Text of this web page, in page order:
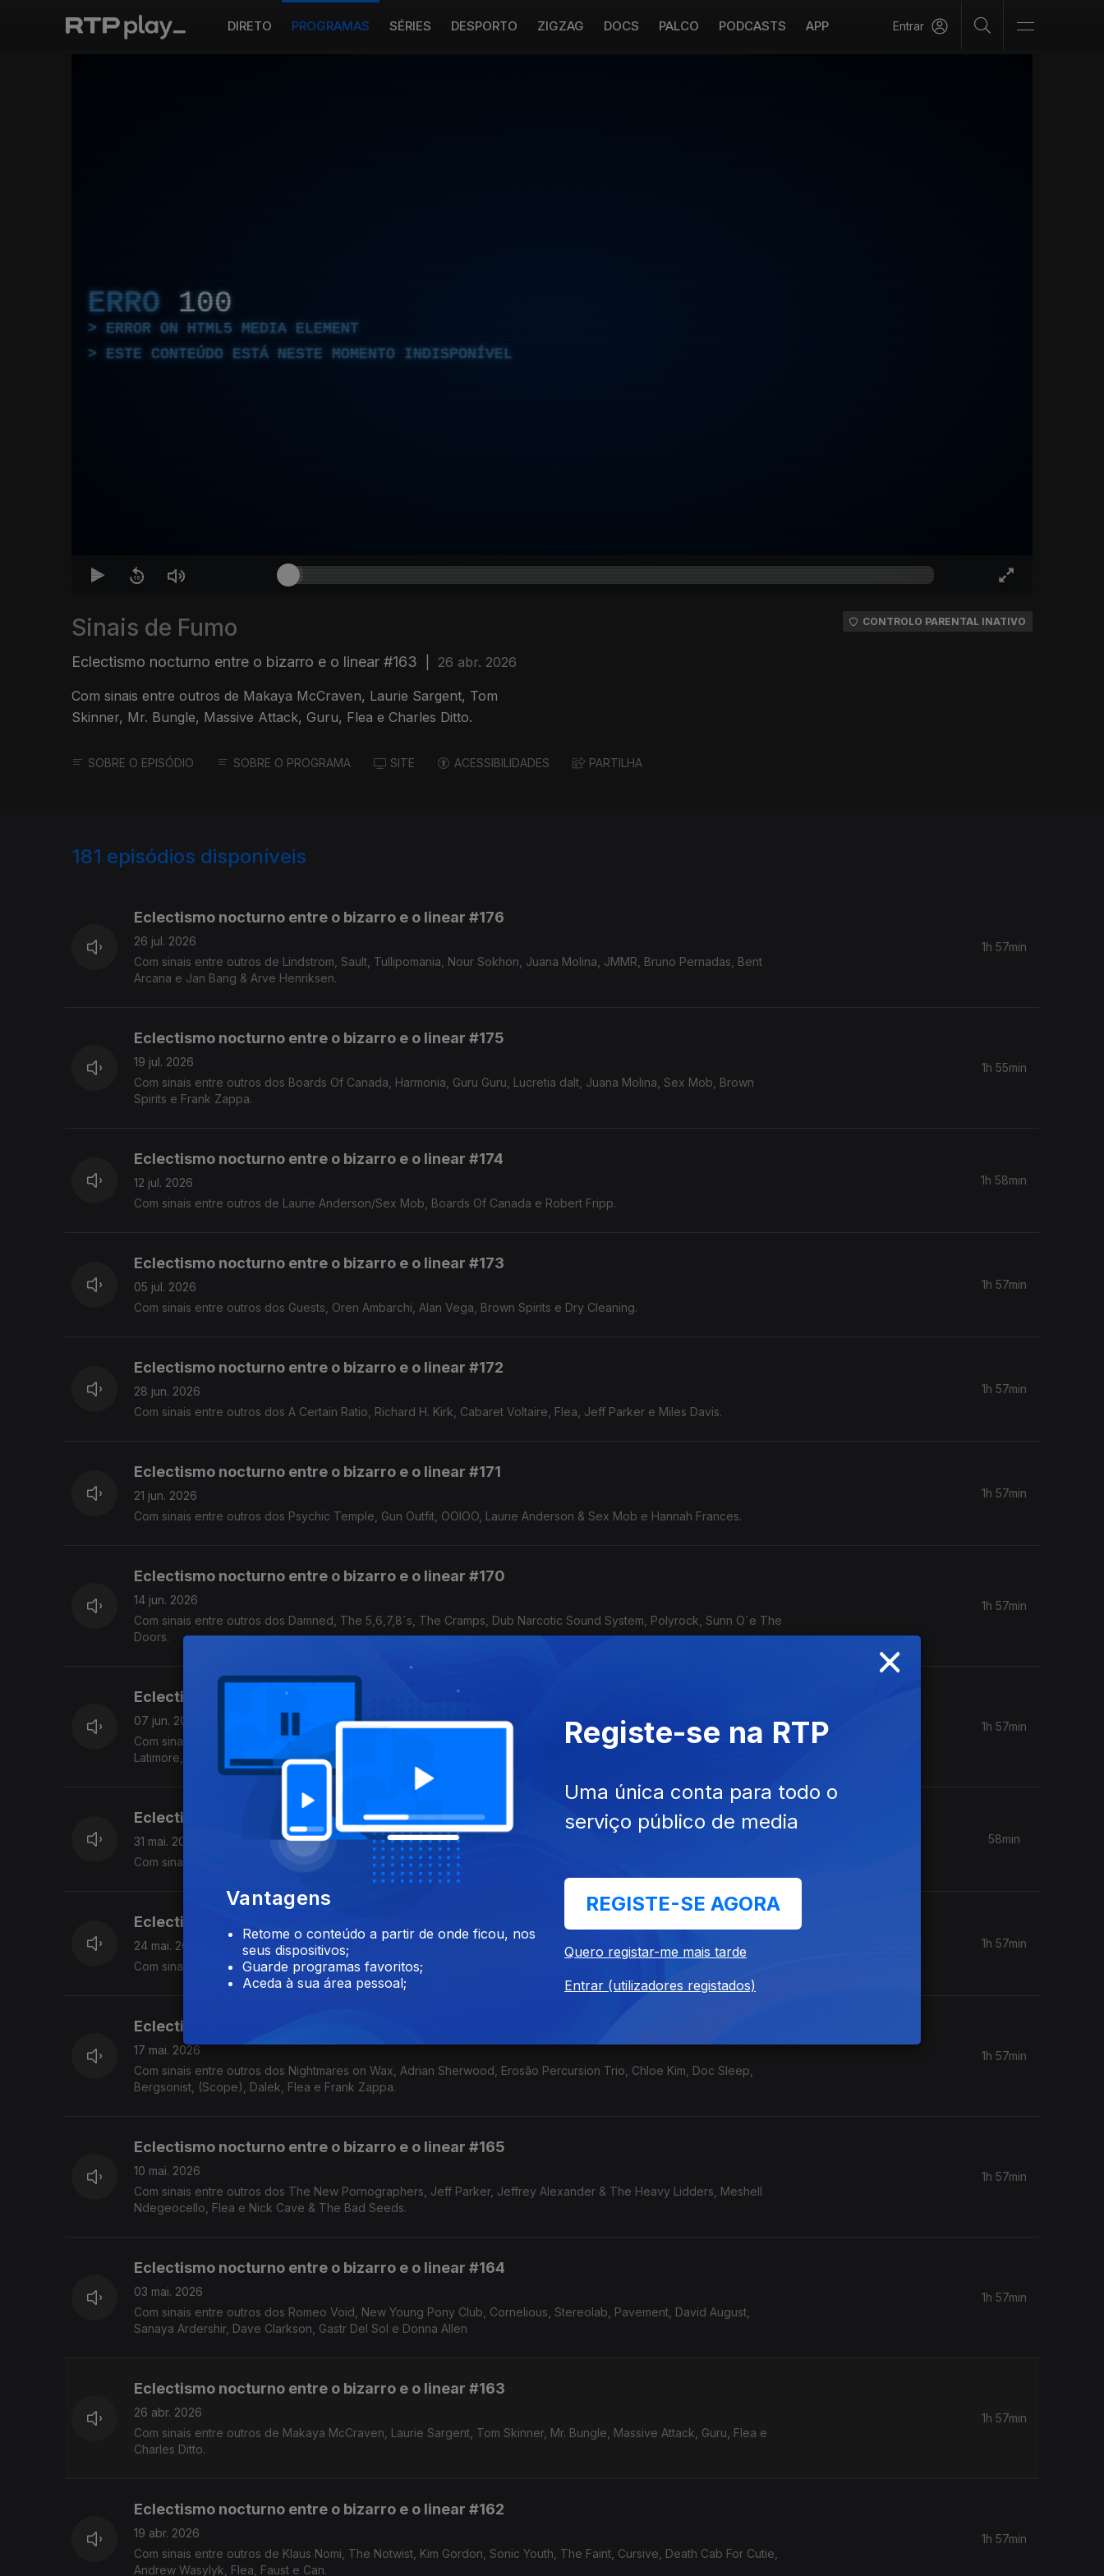
DIRETO PROGRAMAS SÉRIES DESPORTO ZIGZAG DOCS PALCO PODCASTS APP Entrar
ERRO 100
ERROR ON HTML5 MEDIA ELEMENT
ESTE CONTEÚDO ESTÁ NESTE MOMENTO INDISPONÍVEL
Sinais de Fumo
Eclectismo nocturno entre o bizarro e o linear #163 26 abr. 2026
Com sinais entre outros de Makaya McCraven, Laurie Sargent, Tom
Skinner, Mr. Bungle, Massive Attack, Guru, Flea e Charles Ditto.
CONTROLO PARENTAL INATIVO
SOBRE O EPISÓDIO SOBRE O PROGRAMA SITE ACESSIBILIDADES PARTILHA
181 episódios disponíveis
Eclectismo nocturno entre o bizarro e o linear #176
26 jul. 2026
Com sinais entre outros de Lindstrom, Sault, Tullipomania, Nour Sokhon, Juana Molina, JMMR, Bruno Pernadas, Bent
Arcana e Jan Bang & Arve Henriksen.
1h 57min
Eclectismo nocturno entre o bizarro e o linear #175
19 jul. 2026
Com sinais entre outros dos Boards Of Canada, Harmonia, Guru Guru, Lucretia dalt, Juana Molina, Sex Mob, Brown
Spirits e Frank Zappa.
1h 55min
Eclectismo nocturno entre o bizarro e o linear #174
12 jul. 2026
Com sinais entre outros de Laurie Anderson/Sex Mob, Boards Of Canada e Robert Fripp.
1h 58min
Eclectismo nocturno entre o bizarro e o linear #173
05 jul. 2026
Com sinais entre outros dos Guests, Oren Ambarchi, Alan Vega, Brown Spirits e Dry Cleaning.
1h 57min
Eclectismo nocturno entre o bizarro e o linear #172
28 jun. 2026
Com sinais entre outros dos A Certain Ratio, Richard H. Kirk, Cabaret Voltaire, Flea, Jeff Parker e Miles Davis.
1h 57min
Eclectismo nocturno entre o bizarro e o linear #171
21 jun. 2026
Com sinais entre outros dos Psychic Temple, Gun Outfit, OOIOO, Laurie Anderson & Sex Mob e Hannah Frances.
1h 57min
Eclectismo nocturno entre o bizarro e o linear #170
14 jun. 2026
Com sinais entre outros dos Damned, The 5,6,7,8´s, The Cramps, Dub Narcotic Sound System, Polyrock, Sunn O`e The
Doors.
1h 57min
Eclectismo nocturno entre o bizarro e o linear #169
07 jun. 2026
Com sinais entre outros de Anthony Naples, Oneothrix Point Never, Daniel Lopatin, Domotic, Juliana Barwick & Mary
Latimore, John Carroll Kirby, Guests, Sunburned Hand Of The Man e Patti Smith.
1h 57min
Eclectismo nocturno entre o bizarro e o linear #168
31 mai. 2026
Com sinais entre outros de Andrew Ashong, Sault, Trabant e Nico.
58min
Eclectismo nocturno entre o bizarro e o linear #167
24 mai. 2026
Com sinais entre outros de Frank Zappa, Captain Beefheart, Angine de Poitrine, Gentle Giant, Sandoz e A Certain Ratio.
1h 57min
Eclectismo nocturno entre o bizarro e o linear #166
17 mai. 2026
Com sinais entre outros dos Nightmares on Wax, Adrian Sherwood, Erosão Percursion Trio, Chloe Kim, Doc Sleep,
Bergsonist, (Scope), Dalek, Flea e Frank Zappa.
1h 57min
Eclectismo nocturno entre o bizarro e o linear #165
10 mai. 2026
Com sinais entre outros dos The New Pornographers, Jeff Parker, Jeffrey Alexander & The Heavy Lidders, Meshell
Ndegeocello, Flea e Nick Cave & The Bad Seeds.
1h 57min
Eclectismo nocturno entre o bizarro e o linear #164
03 mai. 2026
Com sinais entre outros dos Romeo Void, New Young Pony Club, Cornelious, Stereolab, Pavement, David August,
Sanaya Ardershir, Dave Clarkson, Gastr Del Sol e Donna Allen
1h 57min
Eclectismo nocturno entre o bizarro e o linear #163
26 abr. 2026
Com sinais entre outros de Makaya McCraven, Laurie Sargent, Tom Skinner, Mr. Bungle, Massive Attack, Guru, Flea e
Charles Ditto.
1h 57min
Eclectismo nocturno entre o bizarro e o linear #162
19 abr. 2026
Com sinais entre outros de Klaus Nomi, The Notwist, Kim Gordon, Sonic Youth, The Faint, Cursive, Death Cab For Cutie,
Andrew Wasylyk, Flea, Faust e Can.
1h 57min
×
Vantagens
Retome o conteúdo a partir de onde ficou, nos
seus dispositivos;
Guarde programas favoritos;
Aceda à sua área pessoal;
Registe-se na RTP
Uma única conta para todo o
serviço público de media
REGISTE-SE AGORA
Quero registar-me mais tarde
Entrar (utilizadores registados)